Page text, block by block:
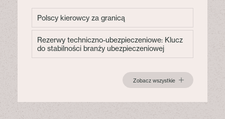
Polscy kierowcy za granicą
Rezerwy techniczno-ubezpieczeniowe: Klucz
do stabilności branży ubezpieczeniowej
Zobacz wszystkie